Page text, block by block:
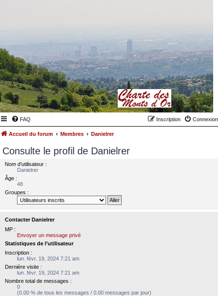
FAQ Connexion
Inscription
Accueil du forum Membres Danielrer
Consulte le profil de Danielrer
Nom d’utilisateur :
Danielrer
Âge :
48
Groupes :
Contacter Danielrer
MP :
Envoyer un message privé
Statistiques de l’utilisateur
Inscription :
lun. févr. 19, 2024 7:21 am
Dernière visite :
lun. févr. 19, 2024 7:21 am
Nombre total de messages :
0
(0.00 % de tous les messages / 0.00 messages par jour)